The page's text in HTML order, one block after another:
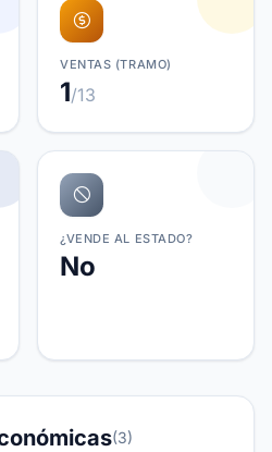
VENTAS (TRAMO)
1/13
¿VENDE AL ESTADO?
No
(3)